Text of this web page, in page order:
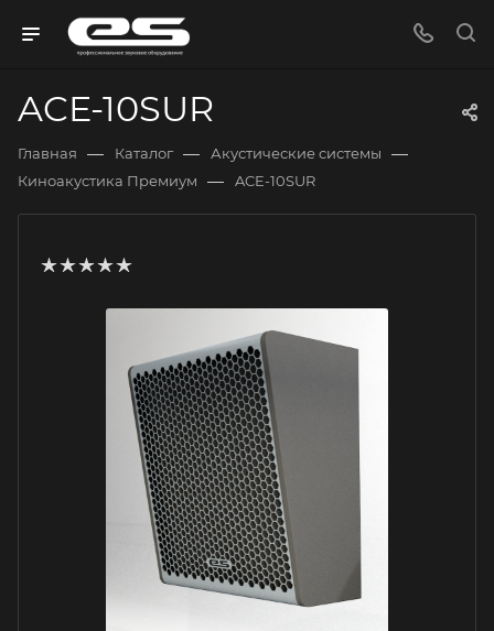
ACE-10SUR
Главная — Каталог — Акустические системы —
Киноакустика Премиум — ACE-10SUR